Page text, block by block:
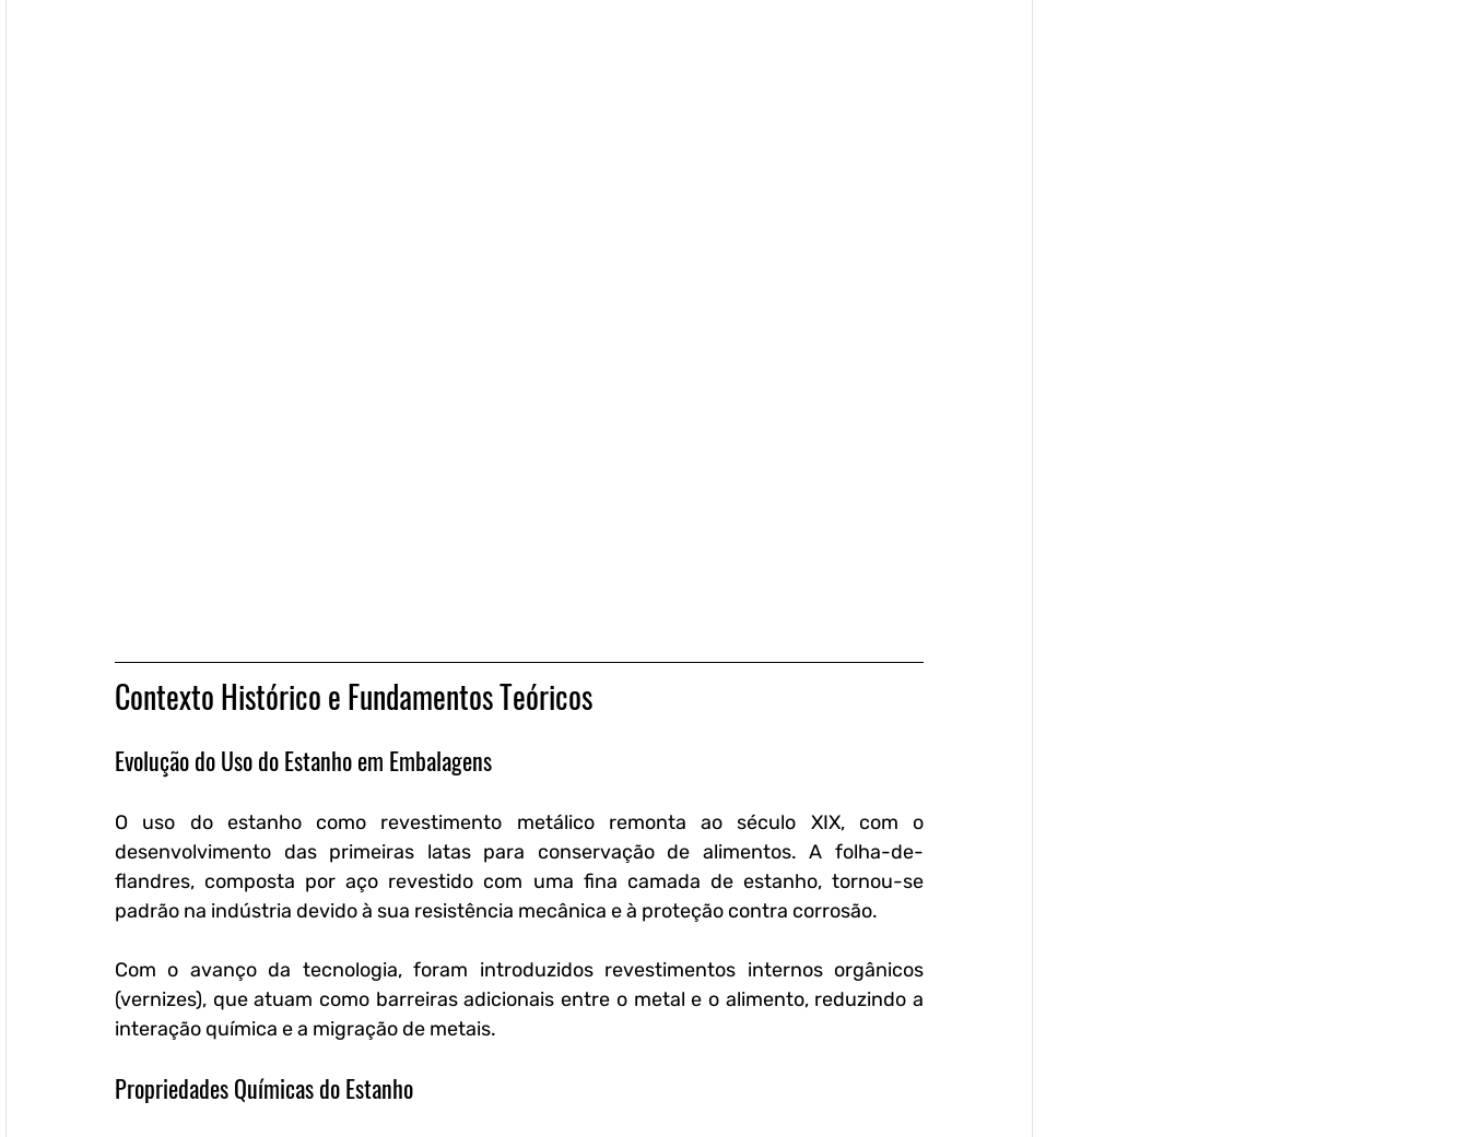
Contexto Histórico e Fundamentos Teóricos
Evolução do Uso do Estanho em Embalagens
O uso do estanho como revestimento metálico remonta ao século XIX, com o
desenvolvimento das primeiras latas para conservação de alimentos. A folha-de-
flandres, composta por aço revestido com uma fina camada de estanho, tornou-se
padrão na indústria devido à sua resistência mecânica e à proteção contra corrosão.
Com o avanço da tecnologia, foram introduzidos revestimentos internos orgânicos
(vernizes), que atuam como barreiras adicionais entre o metal e o alimento, reduzindo a
interação química e a migração de metais.
Propriedades Químicas do Estanho